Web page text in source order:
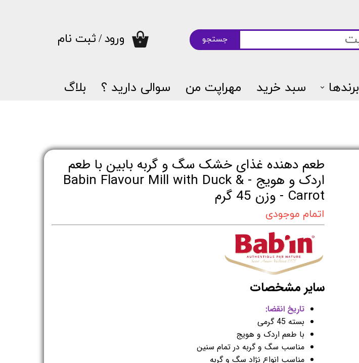
برندها سبد خرید مهراپت من سوالی دارید ؟ بلاگ
۰ جستجو ورود/ثبت نام
طعم دهنده غذای خشک سگ و گربه بابین با طعم
اردک و هویج - Babin Flavour Mill with Duck &
Carrot - وزن 45 گرم
اتمام موجودی
سایر مشخصات
تاریخ انقضا:
بسته 45 گرمی
با طعم اردک و هویج
مناسب سگ و گربه در تمام سنین
مناسب انواع نژاد سگ و گربه